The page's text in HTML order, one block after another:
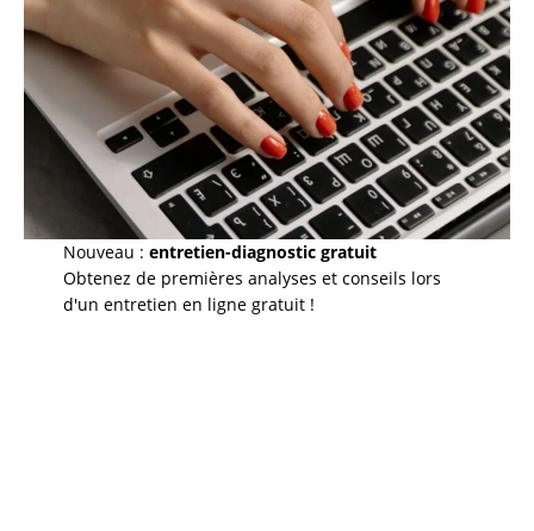
Nouveau : entretien-diagnostic gratuit
Obtenez de premières analyses et conseils lors
d'un entretien en ligne gratuit !